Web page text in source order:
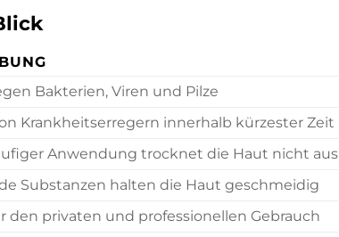
Bakterien, Viren und Pilze
Krankheitserregern innerhalb kürzester Zeit
Anwendung trocknet die Haut nicht aus
Substanzen halten die Haut geschmeidig
den privaten und professionellen Gebrauch